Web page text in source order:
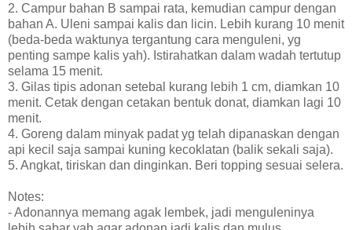
2. Campur bahan B sampai rata, kemudian campur dengan
bahan A. Uleni sampai kalis dan licin. Lebih kurang 10 menit
(beda-beda waktunya tergantung cara menguleni, yg
penting sampe kalis yah). Istirahatkan dalam wadah tertutup
selama 15 menit.
3. Gilas tipis adonan setebal kurang lebih 1 cm, diamkan 10
menit. Cetak dengan cetakan bentuk donat, diamkan lagi 10
menit.
4. Goreng dalam minyak padat yg telah dipanaskan dengan
api kecil saja sampai kuning kecoklatan (balik sekali saja).
5. Angkat, tiriskan dan dinginkan. Beri topping sesuai selera.
Notes:
- Adonannya memang agak lembek, jadi menguleninya